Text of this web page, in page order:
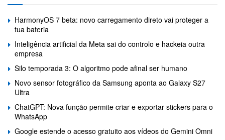
HarmonyOS 7 beta: novo carregamento direto vai proteger a
tua bateria
Inteligência artificial da Meta sai do controlo e hackeia outra
empresa
Silo temporada 3: O algoritmo pode afinal ser humano
Novo sensor fotográfico da Samsung aponta ao Galaxy S27
Ultra
ChatGPT: Nova função permite criar e exportar stickers para o
WhatsApp
Google estende o acesso gratuito aos vídeos do Gemini Omni